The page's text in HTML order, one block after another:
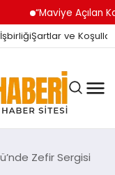
“Maviye Açılan Kapı”
Şartlar ve Koşullar
Zefir Sergisi